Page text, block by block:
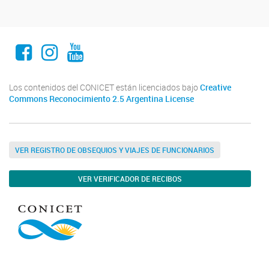
Facebook
Instagram
Youtube
Los contenidos del CONICET están licenciados bajo Creative
Commons Reconocimiento 2.5 Argentina License
VER REGISTRO DE OBSEQUIOS Y VIAJES DE FUNCIONARIOS
VER VERIFICADOR DE RECIBOS